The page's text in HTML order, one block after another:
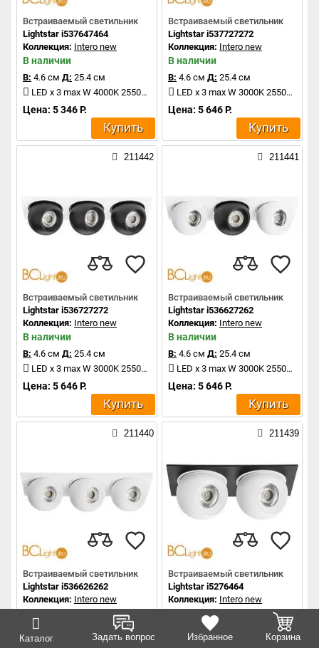
Каталог Задать вопрос Избранное Корзина
Встраиваемый светильник
Lightstar i537647464
Коллекция: Intero new
В наличии
В: 4.6 см Д: 25.4 см
LED x 3 max W 4000K 2550Lm
Цена: 5 346 Р.
Купить
Встраиваемый светильник
Lightstar i537727272
Коллекция: Intero new
В наличии
В: 4.6 см Д: 25.4 см
LED x 3 max W 3000K 2550Lm
Цена: 5 646 Р.
Купить
211442
Встраиваемый светильник
Lightstar i536727272
Коллекция: Intero new
В наличии
В: 4.6 см Д: 25.4 см
LED x 3 max W 3000K 2550Lm
Цена: 5 646 Р.
Купить
211441
Встраиваемый светильник
Lightstar i536627262
Коллекция: Intero new
В наличии
В: 4.6 см Д: 25.4 см
LED x 3 max W 3000K 2550Lm
Цена: 5 646 Р.
Купить
211440
Встраиваемый светильник
Lightstar i536626262
Коллекция: Intero new
В наличии
4.6 см
LED x 3 max W 3000K 2550Lm
211439
Встраиваемый светильник
Lightstar i5276464
Коллекция: Intero new
В наличии
4.6 см Д:
LED x 2 max W 4000K 1700Lm